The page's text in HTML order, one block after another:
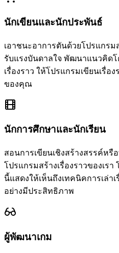
นักเขียนและนักประพันธ์
เอาชนะอาการตันด้วยโปรแกรม
รับแรงบันดาลใจ พัฒนาแนวคิดโ
เรื่องราว ให้โปรแกรมเขียนเรื่อ
ของคุณ
นักการศึกษาและนักเรียน
สอนการเขียนเชิงสร้างสรรค์หรือ
โปรแกรมสร้างเรื่องราวของเรา
นี้แสดงให้เห็นถึงเทคนิคการเล่า
อย่างมีประสิทธิภาพ
ผู้พัฒนาเกม